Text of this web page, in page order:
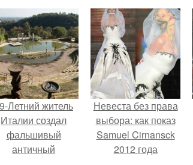
Когда
клей?
Летний житель
Италии создал
фальшивый
античный
Невеста без права
выбора: как показ
Samuel Cirnansck
2012 года